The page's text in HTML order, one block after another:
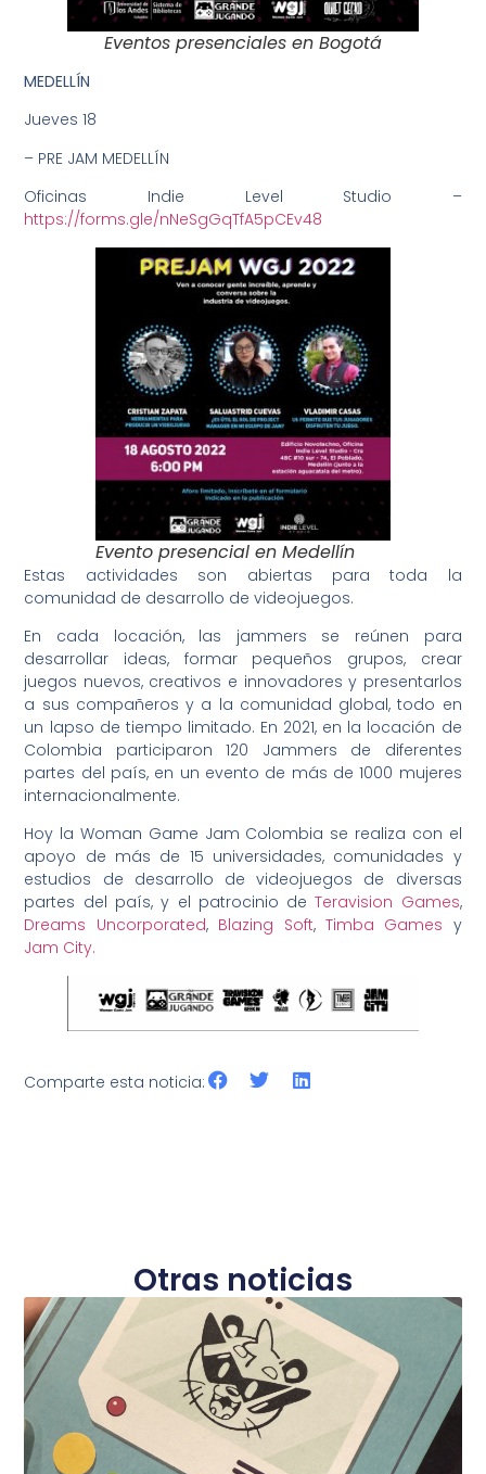
Eventos presenciales en Bogotá
MEDELLÍN
Jueves 18
– PRE JAM MEDELLÍN
Oficinas Indie Level Studio –
https://forms.gle/nNeSgGqTfA5pCEv48
Evento presencial en Medellín
Estas actividades son abiertas para toda la
comunidad de desarrollo de videojuegos.
En cada locación, las jammers se reúnen para
desarrollar ideas, formar pequeños grupos, crear
juegos nuevos, creativos e innovadores y presentarlos
a sus compañeros y a la comunidad global, todo en
un lapso de tiempo limitado. En 2021, en la locación de
Colombia participaron 120 Jammers de diferentes
partes del país, en un evento de más de 1000 mujeres
internacionalmente.
Hoy la Woman Game Jam Colombia se realiza con el
apoyo de más de 15 universidades, comunidades y
estudios de desarrollo de videojuegos de diversas
partes del país, y el patrocinio deTeravision Games,
Dreams Uncorporated, Blazing Soft, Timba Games y
Jam City.
Comparte esta noticia:
Otras noticias